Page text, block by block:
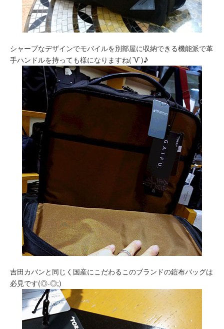
シャープなデザインでモバイルを別部屋に収納できる機能派で革
手ハンドルを持っても様になりますね(´V`)♪
吉田カバンと同じく国産にこだわるこのブランドの鎧布バッグは
必見です(◎-◎;)